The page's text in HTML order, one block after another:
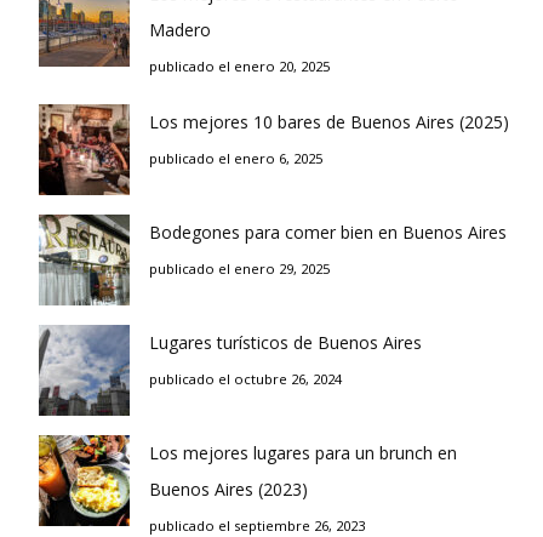
Madero
publicado el enero 20, 2025
Los mejores 10 bares de Buenos Aires (2025)
publicado el enero 6, 2025
Bodegones para comer bien en Buenos Aires
publicado el enero 29, 2025
Lugares turísticos de Buenos Aires
publicado el octubre 26, 2024
Los mejores lugares para un brunch en
Buenos Aires (2023)
publicado el septiembre 26, 2023